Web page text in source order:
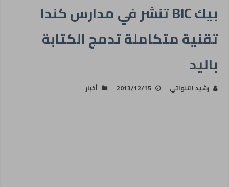
بيك BIC تنشر في مدارس كندا
تقنية متكاملة تدمج الكتابة
باليد
رشيد التلواتي 2013/12/15 أخبار